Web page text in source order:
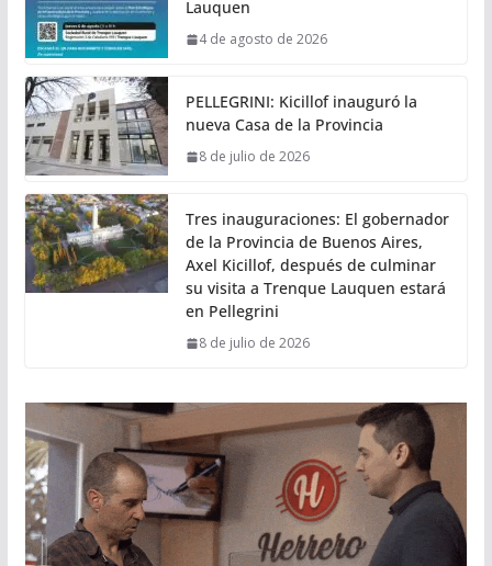
Lauquen
4 de agosto de 2026
PELLEGRINI: Kicillof inauguró la
nueva Casa de la Provincia
8 de julio de 2026
Tres inauguraciones: El gobernador
de la Provincia de Buenos Aires,
Axel Kicillof, después de culminar
su visita a Trenque Lauquen estará
en Pellegrini
8 de julio de 2026